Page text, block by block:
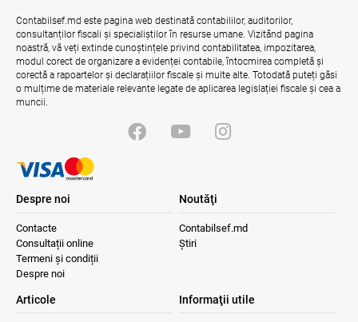
Contract pentru transferul de date
personale în afara statelor cu protecție
adecvată
07.08.2026
auditorilor interni în procesul de aliniere
la standardele internaționale și bunele
Contabilsef.md este pagina web destinată contabililor, auditorilor,
consultanților fiscali și specialiștilor în resurse umane. Vizitând pagina
noastră, vă veți extinde cunoștințele privind contabilitatea, impozitarea,
modul corect de organizare a evidenței contabile, întocmirea completă și
corectă a rapoartelor și declarațiilor fiscale și multe alte. Totodată puteți găsi
o mulțime de materiale relevante legate de aplicarea legislației fiscale și cea a
muncii.
Despre noi
Contacte
Consultații online
Termeni și condiții
Despre noi
Noutăţi
Contabilsef.md
Știri
Articole Informaţii utile